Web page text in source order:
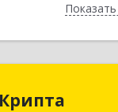
Крипта